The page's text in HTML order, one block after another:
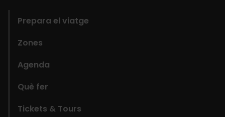
Prepara el viatge
Zones
Agenda
Què fer
Tickets & Tours